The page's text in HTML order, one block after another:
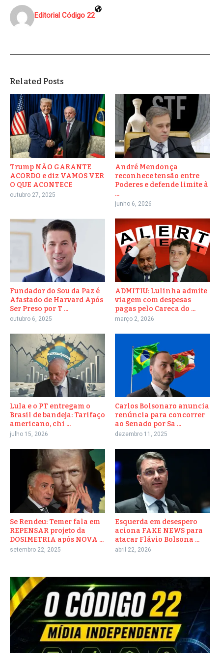
Editorial Código 22
Related Posts
Trump NÃO GARANTE
ACORDO e diz VAMOS VER
O QUE ACONTECE
outubro 27, 2025
André Mendonça
reconhece tensão entre
Poderes e defende limite à
...
junho 6, 2026
Fundador do Sou da Paz é
Afastado de Harvard Após
Ser Preso por T ...
outubro 6, 2025
ADMITIU: Lulinha admite
viagem com despesas
pagas pelo Careca do ...
março 2, 2026
Lula e o PT entregam o
Brasil de bandeja: Tarifaço
americano, chi ...
julho 15, 2026
Carlos Bolsonaro anuncia
renúncia para concorrer
ao Senado por Sa ...
dezembro 11, 2025
Se Rendeu: Temer fala em
REPENSAR projeto da
DOSIMETRIA após NOVA ...
setembro 22, 2025
Esquerda em desespero
aciona FAKE NEWS para
atacar Flávio Bolsona ...
abril 22, 2026